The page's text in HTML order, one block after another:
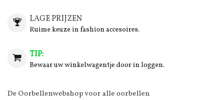
LAGE PRIJZEN
Ruime keuze in fashion accesoires.
TIP:
Bewaar uw winkelwagentje door in loggen.
De Oorbellenwebshop voor alle oorbellen